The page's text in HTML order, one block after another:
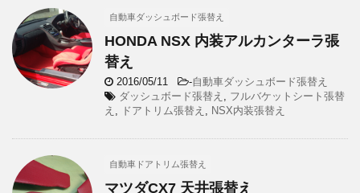
自動車ダッシュボード張替え
HONDA NSX 内装アルカンターラ張
替え
2016/05/11 -自動車ダッシュボード張替え
ダッシュボード張替え , フルバケットシート張替
え , ドアトリム張替え , NSX内装張替え
自動車ドアトリム張替え
マツダCX7 天井張替え